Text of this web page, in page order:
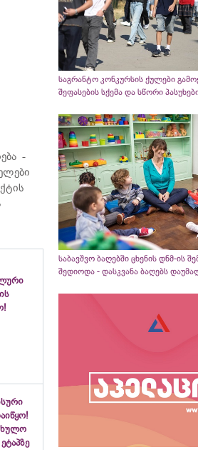
-
საგრანტო კონკურსის ქულები
შეფასების სქემა და სწორი
საბავშვო ბაღებში ცხენის დნმ-ის
შედიოდა - დასკვანა ბაღებს